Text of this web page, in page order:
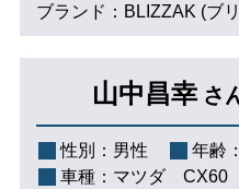
ブランド：BLIZZAK (ブ
山中昌幸 さ
性別： 男性 年齢：
車種： マツダ CX60